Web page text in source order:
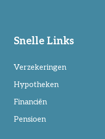
Snelle Links
Verzekeringen
Hypotheken
Financiën
Pensioen